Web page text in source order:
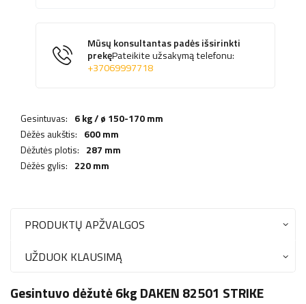
Mūsų konsultantas padės išsirinkti
prekęPateikite užsakymą telefonu:
+37069997718
Gesintuvas: 6 kg / ø 150-170 mm
Dėžės aukštis: 600 mm
Dėžutės plotis: 287 mm
Dėžės gylis: 220 mm
PRODUKTŲ APŽVALGOS
UŽDUOK KLAUSIMĄ
Gesintuvo dėžutė 6kg DAKEN 82501 STRIKE